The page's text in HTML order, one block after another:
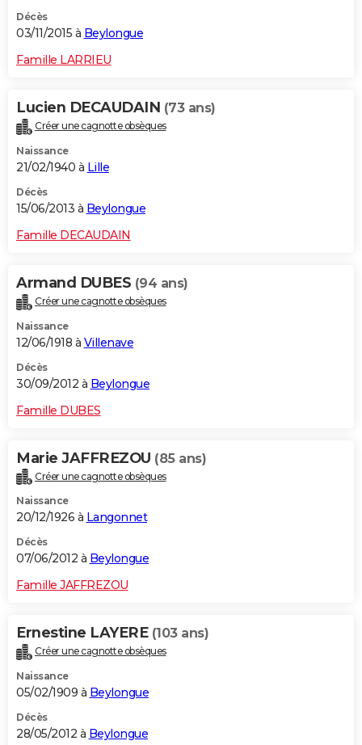
Décès
03/11/2015 à Beylongue
Famille LARRIEU
Lucien DECAUDAIN (73 ans)
Créer une cagnotte obsèques
Naissance
21/02/1940 à Lille
Décès
15/06/2013 à Beylongue
Famille DECAUDAIN
Armand DUBES (94 ans)
Créer une cagnotte obsèques
Naissance
12/06/1918 à Villenave
Décès
30/09/2012 à Beylongue
Famille DUBES
Marie JAFFREZOU (85 ans)
Créer une cagnotte obsèques
Naissance
20/12/1926 à Langonnet
Décès
07/06/2012 à Beylongue
Famille JAFFREZOU
Ernestine LAYERE (103 ans)
Créer une cagnotte obsèques
Naissance
05/02/1909 à Beylongue
Décès
28/05/2012 à Beylongue